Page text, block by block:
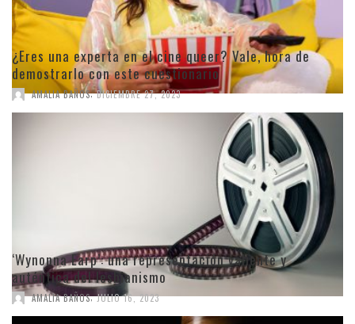
¿Eres una experta en el cine queer? Vale, hora de
demostrarlo con este cuestionario
AMALIA BAÑOS, DICIEMBRE 27, 2023
‘Wynonna Earp’: una representación valiente y
auténtica del lesbianismo
AMALIA BAÑOS, JULIO 16, 2023